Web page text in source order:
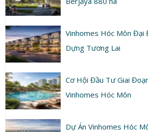
Vinhomes Hóc Môn Đại
Dựng Tương Lai
Cơ Hội Đầu Tư Giai
Vinhomes Hóc Môn
Dự Án Vinhomes Hóc